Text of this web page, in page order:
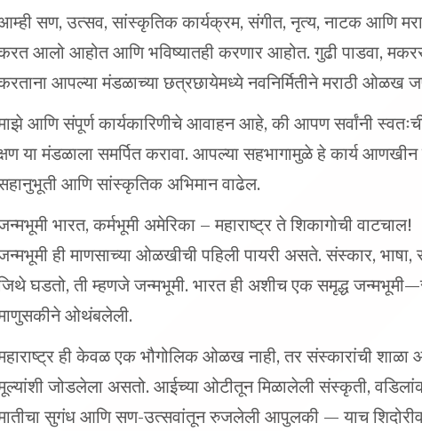
करत आलो आहोत आणि भविष्यातही करणार आहोत. गुढी पाडवा,
करताना आपल्या मंडळाच्या छत्रछायेमध्ये नवनिर्मितीने मराठी ओळख
क्षण या मंडळाला समर्पित करावा. आपल्या सहभागामुळे हे कार्य
सहानुभूती आणि सांस्कृतिक अभिमान वाढेल.
जन्मभूमी ही माणसाच्या ओळखीची पहिली पायरी असते. संस्कार,
जिथे घडतो, ती म्हणजे जन्मभूमी. भारत ही अशीच एक समृद्ध
माणुसकीने ओथंबलेली.
मूल्यांशी जोडलेला असतो. आईच्या ओटीतून मिळालेली संस्कृती,
मातीचा सुगंध आणि सण-उत्सवांतून रुजलेली आपुलकी — याच